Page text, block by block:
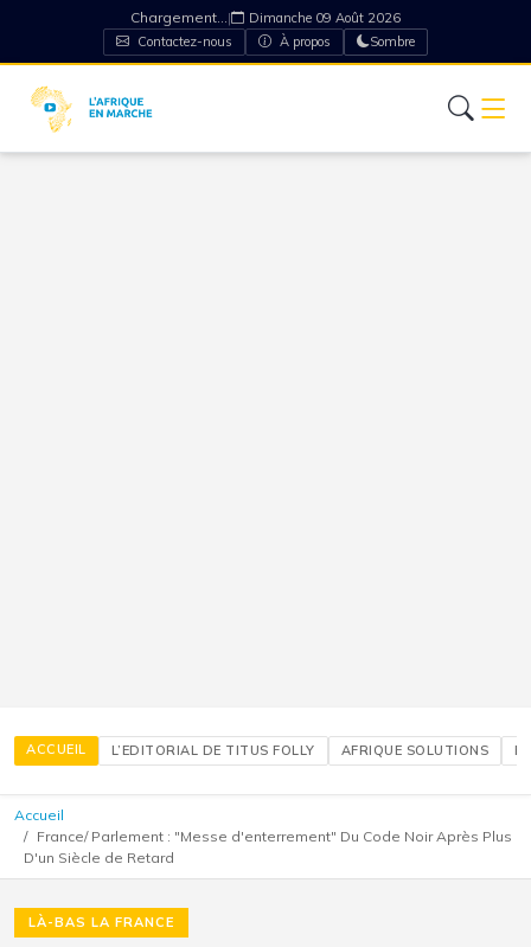
Chargement...|
Dimanche 09 Août 2026
Contactez-nous
À propos Sombre
ACCUEIL L’EDITORIAL DE TITUS FOLLY AFRIQUE SOLUTIONS
Accueil
France/ Parlement : "Messe d'enterrement" Du Code Noir Après Plus
D'un Siècle de Retard
LÀ-BAS LA FRANCE